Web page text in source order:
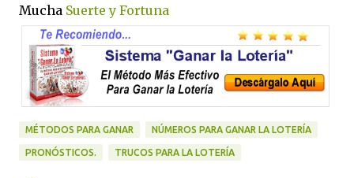
Mucha Suerte y Fortuna
MÉTODOS PARA GANAR NÚMEROS PARA GANAR LA LOTERÍA
PRONÓSTICOS. TRUCOS PARA LA LOTERÍA